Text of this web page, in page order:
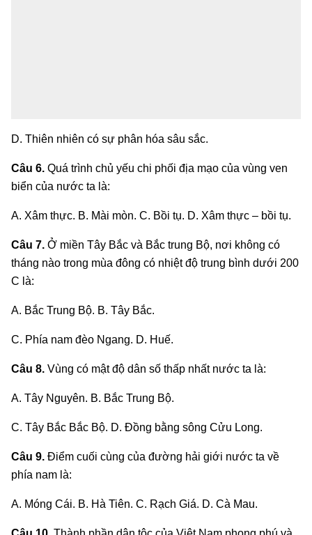
D. Thiên nhiên có sự phân hóa sâu sắc.
Câu 6. Quá trình chủ yếu chi phối địa mạo của vùng ven
biển của nước ta là:
A. Xâm thực. B. Mài mòn. C. Bồi tụ. D. Xâm thực – bồi tụ.
Câu 7. Ở miền Tây Bắc và Bắc trung Bộ, nơi không có
tháng nào trong mùa đông có nhiệt độ trung bình dưới 200
C là:
A. Bắc Trung Bộ. B. Tây Bắc.
C. Phía nam đèo Ngang. D. Huế.
Câu 8. Vùng có mật độ dân số thấp nhất nước ta là:
A. Tây Nguyên. B. Bắc Trung Bộ.
C. Tây Bắc Bắc Bộ. D. Đồng bằng sông Cửu Long.
Câu 9. Điểm cuối cùng của đường hải giới nước ta về
phía nam là:
A. Móng Cái. B. Hà Tiên. C. Rạch Giá. D. Cà Mau.